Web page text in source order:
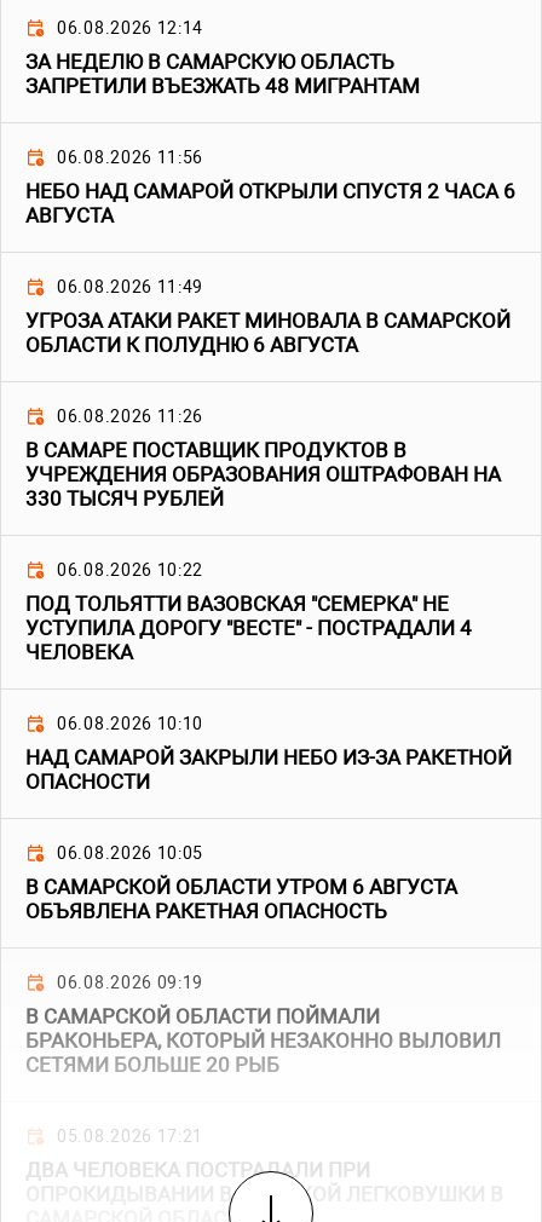
06.08.2026 12:14
ЗА НЕДЕЛЮ В САМАРСКУЮ ОБЛАСТЬ
ЗАПРЕТИЛИ ВЪЕЗЖАТЬ 48 МИГРАНТАМ
06.08.2026 11:56
НЕБО НАД САМАРОЙ ОТКРЫЛИ СПУСТЯ 2 ЧАСА 6
АВГУСТА
06.08.2026 11:49
УГРОЗА АТАКИ РАКЕТ МИНОВАЛА В САМАРСКОЙ
ОБЛАСТИ К ПОЛУДНЮ 6 АВГУСТА
06.08.2026 11:26
В САМАРЕ ПОСТАВЩИК ПРОДУКТОВ В
УЧРЕЖДЕНИЯ ОБРАЗОВАНИЯ ОШТРАФОВАН НА
330 ТЫСЯЧ РУБЛЕЙ
06.08.2026 10:22
ПОД ТОЛЬЯТТИ ВАЗОВСКАЯ "СЕМЕРКА" НЕ
УСТУПИЛА ДОРОГУ "ВЕСТЕ" - ПОСТРАДАЛИ 4
ЧЕЛОВЕКА
06.08.2026 10:10
НАД САМАРОЙ ЗАКРЫЛИ НЕБО ИЗ-ЗА РАКЕТНОЙ
ОПАСНОСТИ
06.08.2026 10:05
В САМАРСКОЙ ОБЛАСТИ УТРОМ 6 АВГУСТА
ОБЪЯВЛЕНА РАКЕТНАЯ ОПАСНОСТЬ
06.08.2026 09:19
В САМАРСКОЙ ОБЛАСТИ ПОЙМАЛИ
БРАКОНЬЕРА, КОТОРЫЙ НЕЗАКОННО ВЫЛОВИЛ
СЕТЯМИ БОЛЬШЕ 20 РЫБ
05.08.2026 17:21
ДВА ЧЕЛОВЕКА ПОСТРАДАЛИ ПРИ
ОПРОКИДЫВАНИИ ВАЗОВСКОЙ ЛЕГКОВУШКИ В